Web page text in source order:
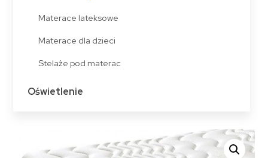
Materace lateksowe
Materace dla dzieci
Stelaże pod materac
Oświetlenie